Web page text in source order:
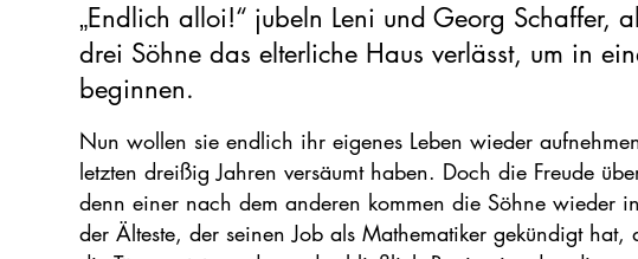
„Endlich alloi!“ jubeln Leni und Georg Schaffer,
drei Söhne das elterliche Haus verlässt, um in
beginnen.
Nun wollen sie endlich ihr eigenes Leben wieder
letzten dreißig Jahren versäumt haben. Doch die Freude
denn einer nach dem anderen kommen die Söhne wieder
der Älteste, der seinen Job als Mathematiker gekündigt